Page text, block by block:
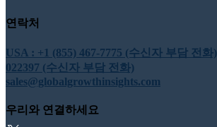
연락처
USA : +1 (855) 467-7775 (수신자 부담 전화)
022397 (수신자 부담 전화)
sales@globalgrowthinsights.com
우리와 연결하세요